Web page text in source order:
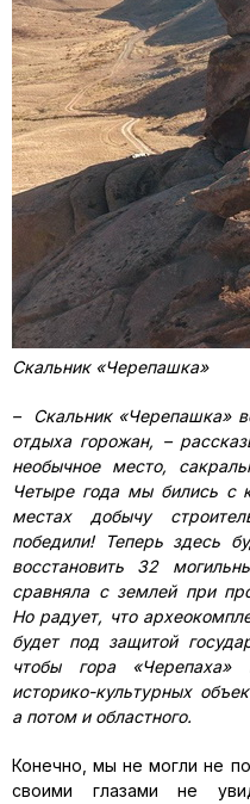
Скальник «Черепашка»
– Скальник «Черепашка»
отдыха горожан, –
необычное место,
Четыре года мы бились с
местах добычу
победили! Теперь здесь
восстановить 32
сравняла с землей при
Но радует, что
будет под защитой
чтобы гора
историко-культурных
а потом и областного.
Конечно, мы не могли не
своими глазами не